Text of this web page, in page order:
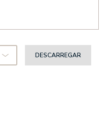
DESCARREGAR